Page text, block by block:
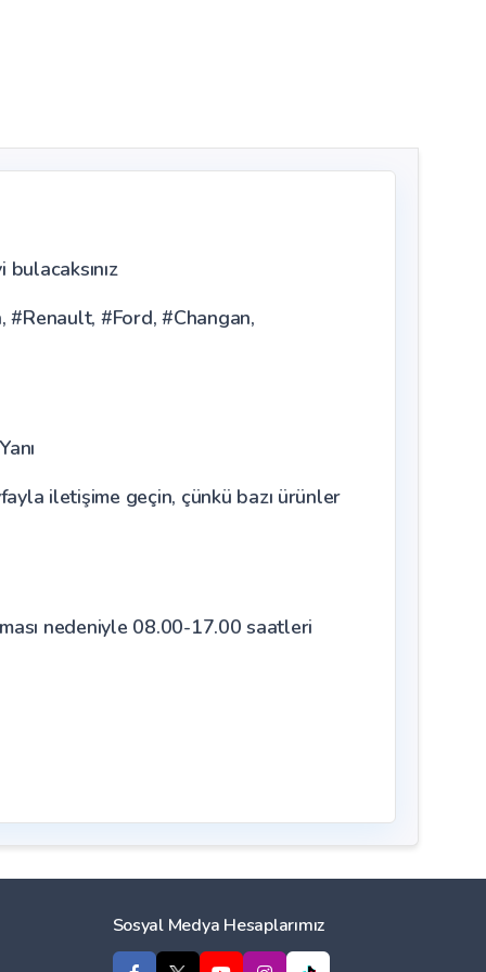
#Ford, #Changan,
iletişime geçin, çünkü bazı ürünler
nedeniyle 08.00-17.00 saatleri
Sosyal Medya Hesaplarımız